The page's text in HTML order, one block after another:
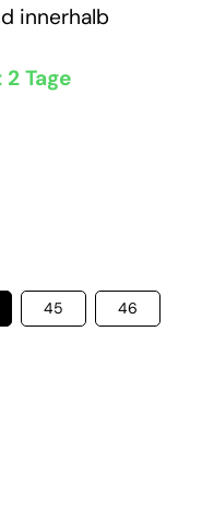
innerhalb
Tage
45 46